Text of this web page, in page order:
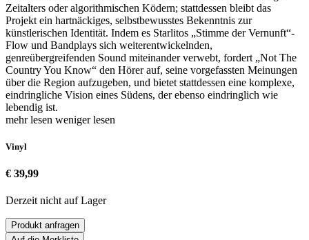
Zeitalters oder algorithmischen Ködern; stattdessen bleibt das
Projekt ein hartnäckiges, selbstbewusstes Bekenntnis zur
künstlerischen Identität. Indem es Starlitos „Stimme der Vernunft“-
Flow und Bandplays sich weiterentwickelnden,
genreübergreifenden Sound miteinander verwebt, fordert „Not The
Country You Know“ den Hörer auf, seine vorgefassten Meinungen
über die Region aufzugeben, und bietet stattdessen eine komplexe,
eindringliche Vision eines Südens, der ebenso eindringlich wie
lebendig ist.
mehr lesen weniger lesen
Vinyl
€ 39,99
Derzeit nicht auf Lager
Produkt anfragen